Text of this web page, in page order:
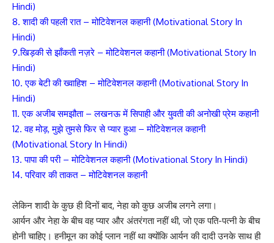
Hindi)
8. शादी की पहली रात – मोटिवेशनल कहानी (Motivational Story In
Hindi)
9.खिड़की से झाँकती नज़रे – मोटिवेशनल कहानी (Motivational Story In
Hindi)
10. एक बेटी की ख्वाहिश – मोटिवेशनल कहानी (Motivational Story In
Hindi)
11. एक अजीब समझौता – लखनऊ में सिपाही और युवती की अनोखी प्रेम कहानी
12. वह मोड़, मुझे तुमसे फिर से प्यार हुआ – मोटिवेशनल कहानी
(Motivational Story In Hindi)
13. पापा की परी – मोटिवेशनल कहानी (Motivational Story In Hindi)
14. परिवार की ताकत – मोटिवेशनल कहानी
लेकिन शादी के कुछ ही दिनों बाद, नेहा को कुछ अजीब लगने लगा।
आर्यन और नेहा के बीच वह प्यार और अंतरंगता नहीं थी, जो एक पति-पत्नी के बीच
होनी चाहिए। हनीमून का कोई प्लान नहीं था क्योंकि आर्यन की दादी उनके साथ ही